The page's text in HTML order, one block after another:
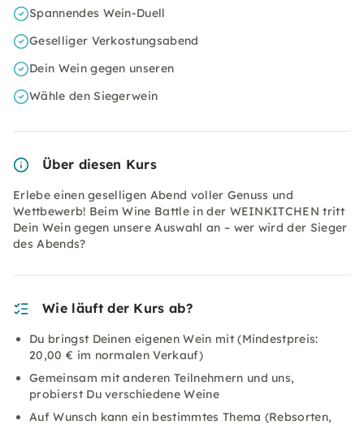
Spannendes Wein-Duell
Geselliger Verkostungsabend
Dein Wein gegen unseren
Wähle den Siegerwein
Über diesen Kurs
Erlebe einen geselligen Abend voller Genuss und
Wettbewerb! Beim Wine Battle in der WEINKITCHEN tritt
Dein Wein gegen unsere Auswahl an – wer wird der Sieger
des Abends?
Wie läuft der Kurs ab?
Du bringst Deinen eigenen Wein mit (Mindestpreis:
20,00 € im normalen Verkauf)
Gemeinsam mit anderen Teilnehmern und uns,
probierst Du verschiedene Weine
Auf Wunsch kann ein bestimmtes Thema (Rebsorten,